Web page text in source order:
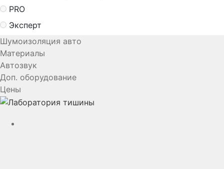
PRO
Эксперт
Шумоизоляция авто
Материалы
Автозвук
Доп. оборудование
Цены